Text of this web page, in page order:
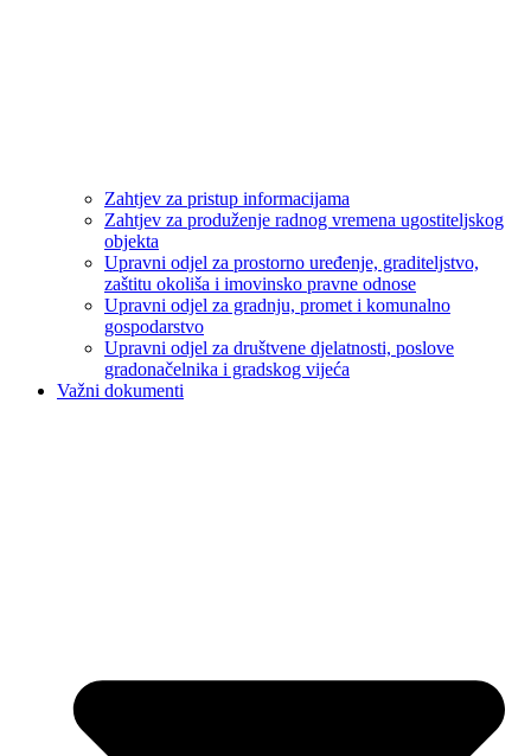
Zahtjev za pristup informacijama
Zahtjev za produženje radnog vremena ugostiteljskog
objekta
Upravni odjel za prostorno uređenje, graditeljstvo,
zaštitu okoliša i imovinsko pravne odnose
Upravni odjel za gradnju, promet i komunalno
gospodarstvo
Upravni odjel za društvene djelatnosti, poslove
gradonačelnika i gradskog vijeća
Važni dokumenti